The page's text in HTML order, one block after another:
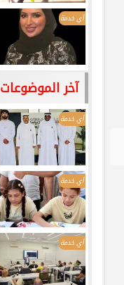
أي خدمة
آخر الموضوعات
أي خدمة
أي خدمة
أي خدمة